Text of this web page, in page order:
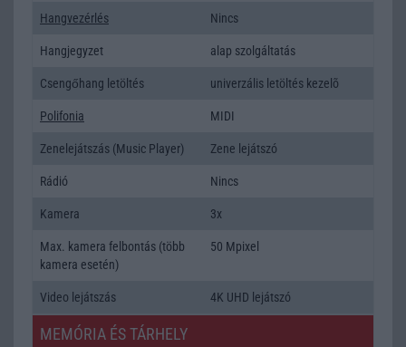
Hangvezérlés Nincs
Hangjegyzet alap szolgáltatás
Csengőhang letöltés univerzális letöltés kezelõ
Polifonia MIDI
Zenelejátszás (Music Player) Zene lejátszó
Rádió Nincs
Kamera 3x
Max. kamera felbontás (több
kamera esetén)
50 Mpixel
Video lejátszás 4K UHD lejátszó
MEMÓRIA ÉS TÁRHELY